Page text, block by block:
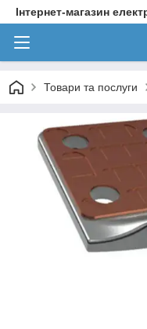
Інтернет-магазин
Товари та послуги